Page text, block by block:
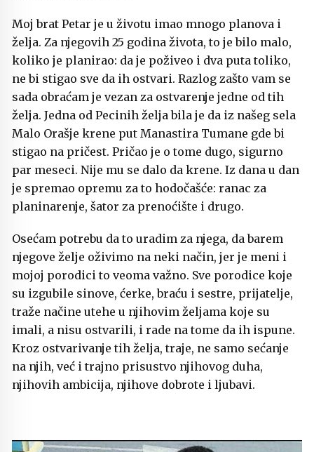
Moj brat Petar je u životu imao mnogo planova i
želja. Za njegovih 25 godina života, to je bilo malo,
koliko je planirao: da je poživeo i dva puta toliko,
ne bi stigao sve da ih ostvari. Razlog zašto vam se
sada obraćam je vezan za ostvarenje jedne od tih
želja. Jedna od Pecinih želja bila je da iz našeg sela
Malo Orašje krene put Manastira Tumane gde bi
stigao na pričest. Pričao je o tome dugo, sigurno
par meseci. Nije mu se dalo da krene. Iz dana u dan
je spremao opremu za to hodočašće: ranac za
planinarenje, šator za prenoćište i drugo.
Osećam potrebu da to uradim za njega, da barem
njegove želje oživimo na neki način, jer je meni i
mojoj porodici to veoma važno. Sve porodice koje
su izgubile sinove, ćerke, braću i sestre, prijatelje,
traže načine utehe u njihovim željama koje su
imali, a nisu ostvarili, i rade na tome da ih ispune.
Kroz ostvarivanje tih želja, traje, ne samo sećanje
na njih, već i trajno prisustvo njihovog duha,
njihovih ambicija, njihove dobrote i ljubavi.